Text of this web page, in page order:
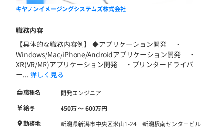
キヤノンイメージングシステムズ株式会社
職務内容
【具体的な職務内容例】 ◆アプリケーション開発 ・
Windows/Mac/iPhone/Androidアプリケーション開発 ・
XR(VR/MR)アプリケーション開発 ・プリンタードライバ
ー... 詳しく見る
職種名
開発エンジニア
給与
450万 〜 600万円
勤務地
新潟県新潟市中央区米山1-24 新潟駅南センタービル